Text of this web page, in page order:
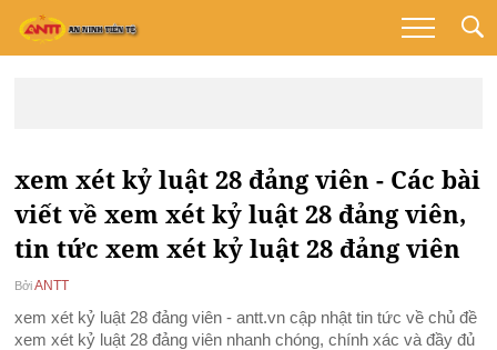
xem xét kỷ luật 28 đảng viên - Các bài
viết về xem xét kỷ luật 28 đảng viên,
tin tức xem xét kỷ luật 28 đảng viên
Bởi ANTT
xem xét kỷ luật 28 đảng viên - antt.vn cập nhật tin tức về chủ đề
xem xét kỷ luật 28 đảng viên nhanh chóng, chính xác và đầy đủ